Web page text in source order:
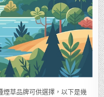
煙草品牌可供選擇，以下是幾